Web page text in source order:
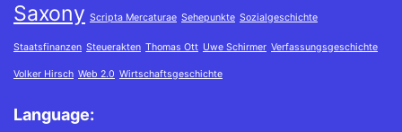
Saxony Scripta Mercaturae Sehepunkte Sozialgeschichte
Staatsfinanzen Steuerakten Thomas Ott Uwe Schirmer Verfassungsgeschichte
Volker Hirsch Web 2.0 Wirtschaftsgeschichte
Language: